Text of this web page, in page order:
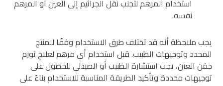
استخدام المرهم لتجنب نقل الجراثيم إلى العين أو المرهم
نفسه.
يجب ملاحظة أنه قد تختلف طرق الاستخدام وفقًا للمنتج
المحدد وتوجيهات الطبيب. قبل استخدام أي مرهم لعلاج تورم
جفن العين، يجب استشارة الطبيب أو الصيدلي للحصول على
توجيهات محددة وتأكيد الطريقة المناسبة للاستخدام بناءً على